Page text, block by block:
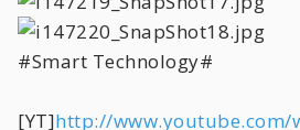
#Smart Technology#
[YT]http://www.youtube.com/